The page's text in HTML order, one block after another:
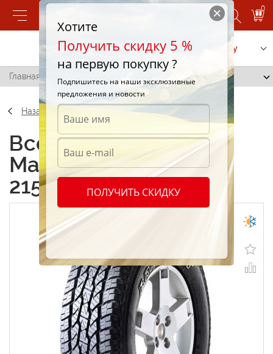
0
Позвонить Заказать услугу
Главная / Maxxis AT-771 Bravo 215/65 R16 98M
Назад
Всесезонные шины
Maxxis AT-771 Bravo
215/65 R16 98M
Хотите
Получить скидку 5 %
на первую покупку ?
Подпишитесь на наши эксклюзивные
предложения и новости
ПОЛУЧИТЬ СКИДКУ